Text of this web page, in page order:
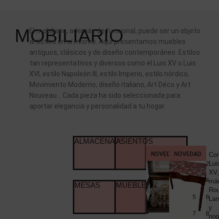
MOBILIARIO
El mobiliario, además de funcional, puede ser un objeto
artístico en sí mismo. Aquí presentamos muebles
antiguos, clásicos y de diseño contemporáneo. Estilos
tan representativos y diversos como el Luis XV o Luis
XVI, estilo Napoleón III, estilo Imperio, estilo nórdico,
Movimiento Moderno, diseño italiano, Art Déco y Art
Nouveau… Cada pieza ha sido seleccionada para
aportar elegancia y personalidad a tu hogar.
ALMACENAJEASIENTOS
MESAS MUEBLE AUXILIAR
NOVEDAD
Licorera,
palosanto
y
ébano,
ormolú,
cristal
Baccarat
Y
CRISTAL
MUEBLE
NOVEDAD
XV,
y
1 2
4
5 6
7 8